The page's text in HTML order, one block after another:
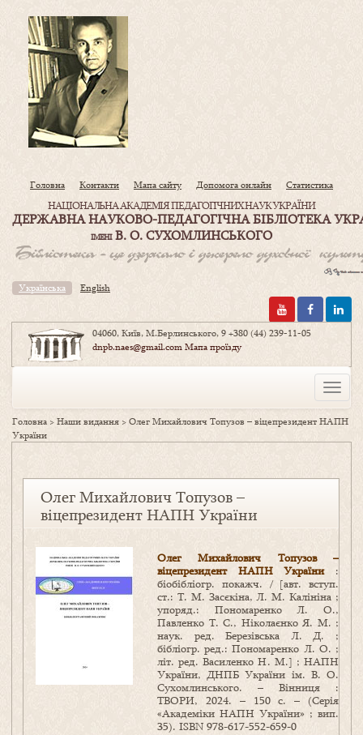
Головна Контакти Мапа сайту Допомога онлайн Статистика
НАЦІОНАЛЬНА АКАДЕМІЯ ПЕДАГОГІЧНИХ НАУК УКРАЇНИ
ДЕРЖАВНА НАУКОВО-ПЕДАГОГІЧНА БІБЛІОТЕКА
ІМЕНІВ. О. СУХОМЛИНСЬКОГО
Українська English
04060, Київ, М.Берлинського, 9+380 (44) 239-11-05
dnpb.naes@gmail.comМапа проїзду
Toggle
Головна >Наши видання >Олег Михайлович Топузов – віцепрезидент НАПН
України
Олег Михайлович Топузов –
віцепрезидент НАПН України
Олег Михайлович Топузов –
віцепрезидент НАПН України:
біобібліогр. покажч. / [авт. вступ.
ст.: Т. М. Засєкіна, Л. М. Калініна ;
упоряд.: Пономаренко Л. О.,
Павленко Т. С., Ніколаєнко Я. М. ;
наук. ред. Березівська Л. Д. ;
бібліогр. ред.: Пономаренко Л. О. ;
літ. ред. Василенко Н. М.] ; НАПН
України, ДНПБ України ім. В. О.
Сухомлинського. – Вінниця :
ТВОРИ, 2024. – 150 c. – (Серія
«Академіки НАПН України» ; вип.
35). ISBN 978-617-552-659-0